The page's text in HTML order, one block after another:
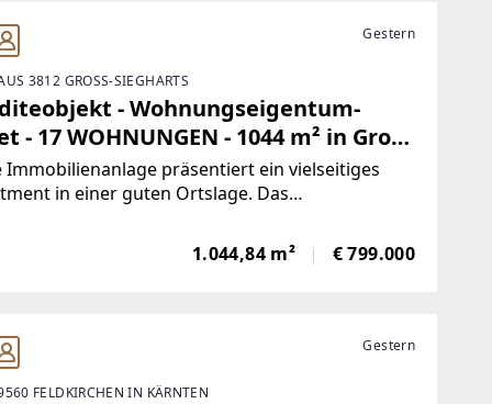
Gestern
3812 GROSS-SIEGHARTS
- Wohnungseigentum-
- 17 WOHNUNGEN - 1044 m² in Groß
im Waldviertel
Immobilienanlage präsentiert ein vielseitiges
in einer guten Ortslage. Das
insgesamten Nutzfläche von etwa 1044
Diese Einheiten bieten vielfältige
1.044,84 m² € 799.000
Gestern
FELDKIRCHEN IN KÄRNTEN